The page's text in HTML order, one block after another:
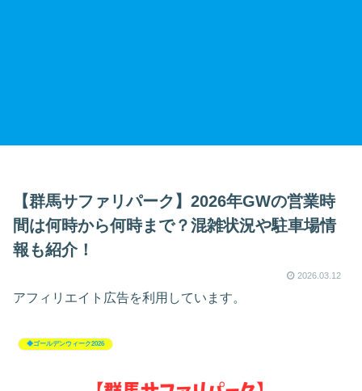
【群馬サファリパーク】2026年GWの営業時
間は何時から何時まで？混雑状況や駐車場情
報も紹介！
2026.03.12
アフィリエイト広告を利用しています。
◆ゴールデンウィーク2026